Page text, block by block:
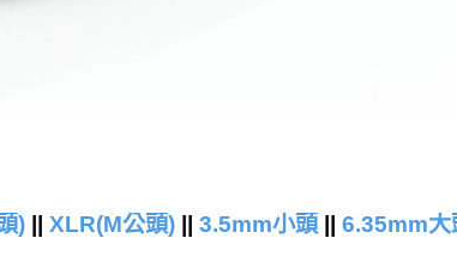
)|| XLR(M公頭)|| 3.5mm小頭|| 6.35mm大